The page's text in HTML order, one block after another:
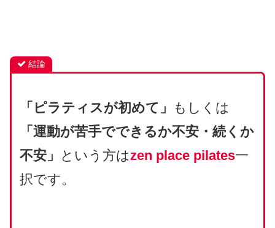
結論
「ピラティスが初めて」
もしくは
「運動が苦手でできるか不安・続くか
不安」 という方はzen place pilates一
択です。